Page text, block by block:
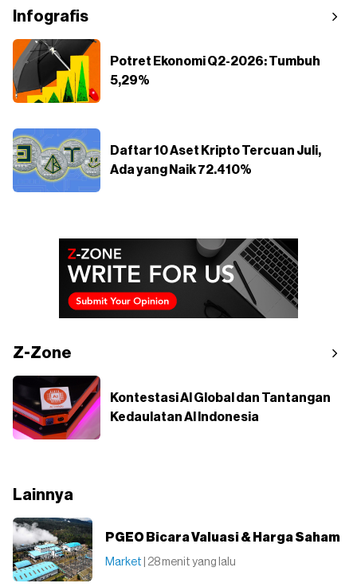
Infografis
Potret Ekonomi Q2-2026: Tumbuh
5,29%
Daftar 10 Aset Kripto Tercuan Juli,
Ada yang Naik 72.410%
Z-Zone
Kontestasi AI Global dan Tantangan
Kedaulatan AI Indonesia
Lainnya
PGEO Bicara Valuasi & Harga Saham
Market | 28 menit yang lalu